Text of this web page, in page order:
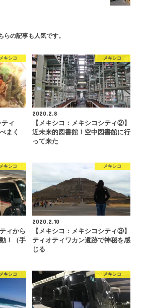
らの記事も人気です。
メキシコ
ィ
まく
メキシコ
2020.2.8
【メキシコ：メキシコシティ②】
近未来的図書館！空中図書館に行
って来た
メキシコ
ィから
！（手
メキシコ
2020.2.10
【メキシコ：メキシコシティ③】
ティオティワカン遺跡で神秘を感
じる
メキシコ メキシコ